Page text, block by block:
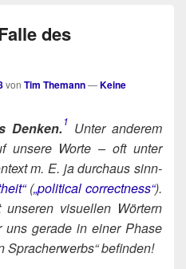
des
von Tim Themann—Keine
Denken. 1 Unter ande­rem
unse­re Wor­te – oft unter
m. E. ja durch­aus sinn­
(„poli­ti­cal cor­rect­ness“).
visu­el­len Wör­tern
gera­de in einer Pha­se
Sprach­er­werbs“ befinden!